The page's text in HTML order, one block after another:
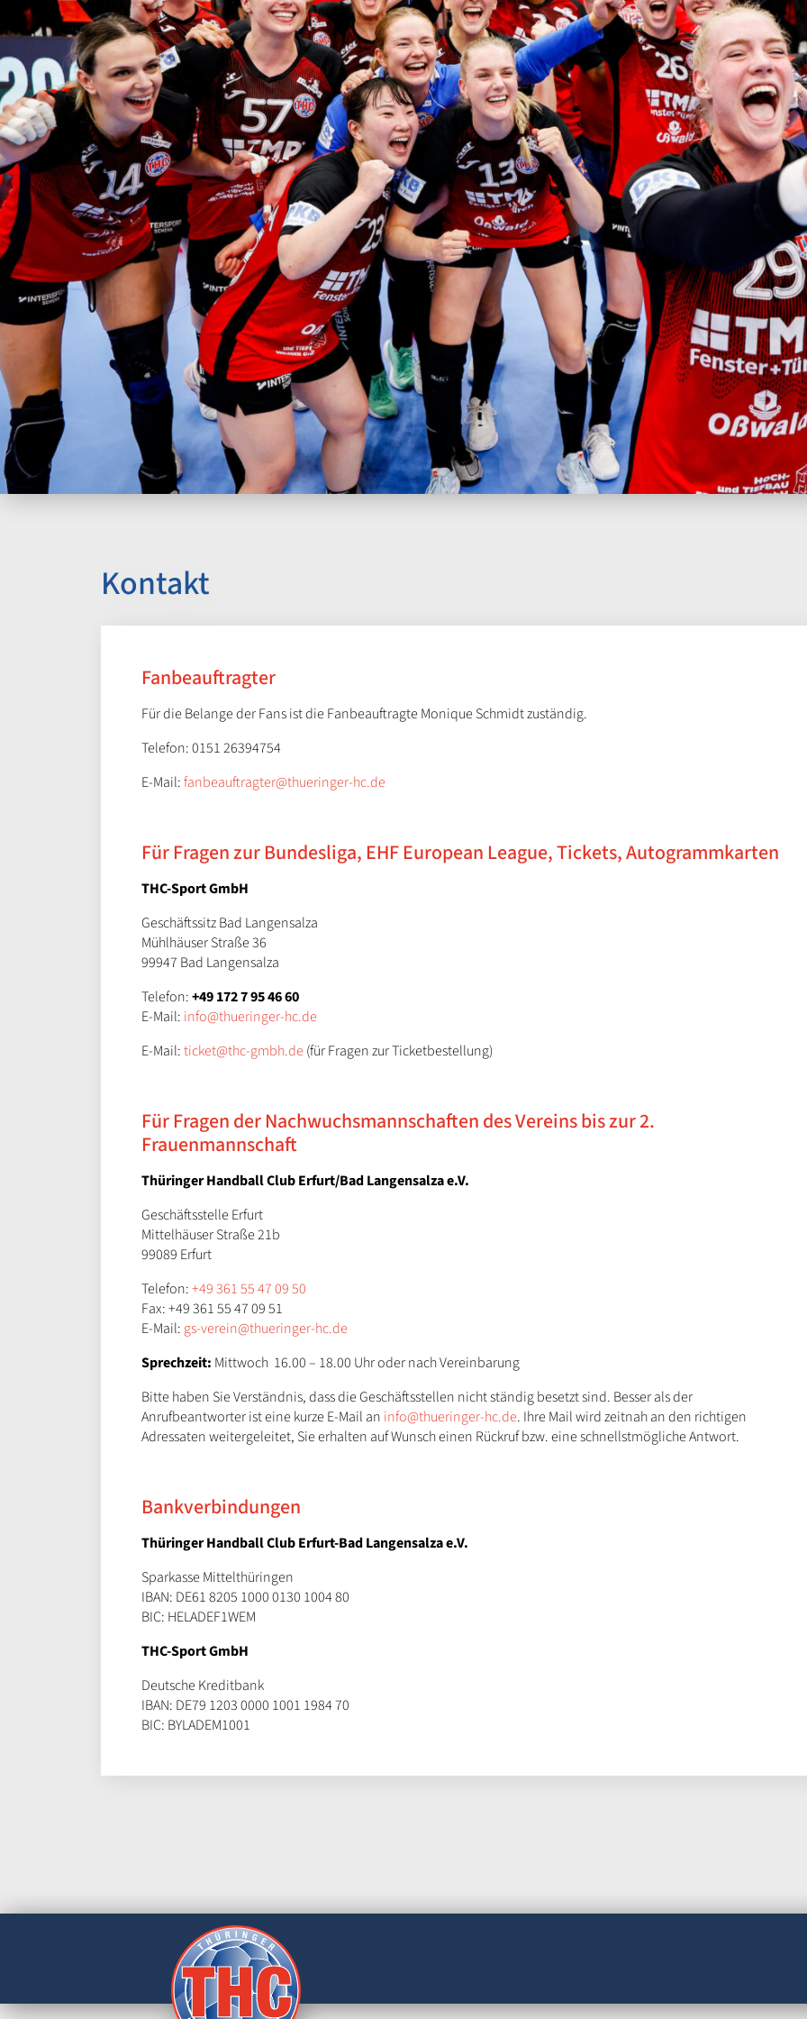
Kontakt
Fanbeauftragter
Für die Belange der Fans ist die Fanbeauftragte Monique Schmidt zuständig.
Telefon: 0151 26394754
E-Mail:fanbeauftragter@thueringer-hc.de
Für Fragen zur Bundesliga, EHF European League, Tickets, Autogrammkarten
THC-Sport GmbH
Geschäftssitz Bad Langensalza
Mühlhäuser Straße 36
99947 Bad Langensalza
Telefon:+49 172 7 95 46 60
E-Mail: info@thueringer-hc.de
E-Mail:ticket@thc-gmbh.de (für Fragen zur Ticketbestellung)
Für Fragen der Nachwuchsmannschaften des Vereins bis zur 2.
Frauenmannschaft
Thüringer Handball Club Erfurt/Bad Langensalza e.V.
Geschäftsstelle Erfurt
Mittelhäuser Straße 21b
99089 Erfurt
Telefon:+49 361 55 47 09 50
Fax: +49 361 55 47 09 51
E-Mail: gs-verein@thueringer-hc.de
Sprechzeit: Mittwoch 16.00 – 18.00 Uhr oder nach Vereinbarung
Bitte haben Sie Verständnis, dass die Geschäftsstellen nicht ständig besetzt sind. Besser als der
Anrufbeantworter ist eine kurze E-Mail an info@thueringer-hc.de. Ihre Mail wird zeitnah an den richtigen
Adressaten weitergeleitet, Sie erhalten auf Wunsch einen Rückruf bzw. eine schnellstmögliche Antwort.
Bankverbindungen
Thüringer Handball Club Erfurt-Bad Langensalza e.V.
Sparkasse Mittelthüringen
IBAN: DE61 8205 1000 0130 1004 80
BIC: HELADEF1WEM
THC-Sport GmbH
Deutsche Kreditbank
IBAN: DE79 1203 0000 1001 1984 70
BIC: BYLADEM1001